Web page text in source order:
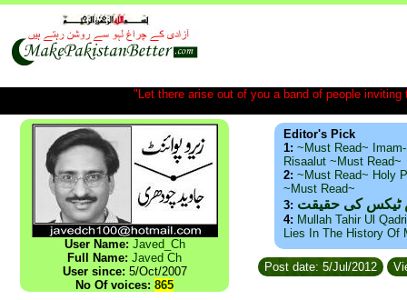
"Let there arise out of you a band of people
User Name: Javed_Ch
Full Name: Javed Ch
User since: 5/Oct/2007
No Of voices: 865
Editor's Pick
1: ~Must Read~
Risaalut ~Must Read~
2: ~Must Read~ Holy
~Must Read~
3: ٹیکس کی حقیقت
4: Mullah Tahir Ul
Lies In The History Of
Post date: 5/Jul/2012